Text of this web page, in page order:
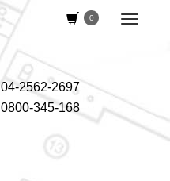
0
04-2562-2697
0800-345-168